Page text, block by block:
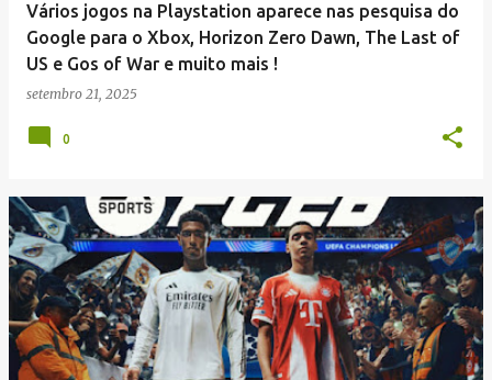
Vários jogos na Playstation aparece nas pesquisa do
Google para o Xbox, Horizon Zero Dawn, The Last of
US e Gos of War e muito mais !
setembro 21, 2025
0